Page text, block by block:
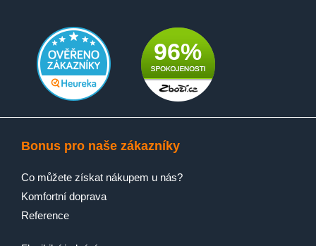
96%
Bonus pro naše zákazníky
Co můžete získat nákupem u nás?
Komfortní doprava
Reference